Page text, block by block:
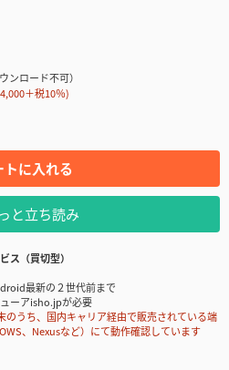
ンロード不可）
＋税10％)
トに入れる
と立ち読み
ス（買切型）
最新の２世代前まで
ーアisho.jpが必要
うち、国内キャリア経由で販売されている端
、Nexusなど）にて動作確認しています